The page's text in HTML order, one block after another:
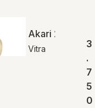
Akari 23A
Vitra
3
.
7
5
0